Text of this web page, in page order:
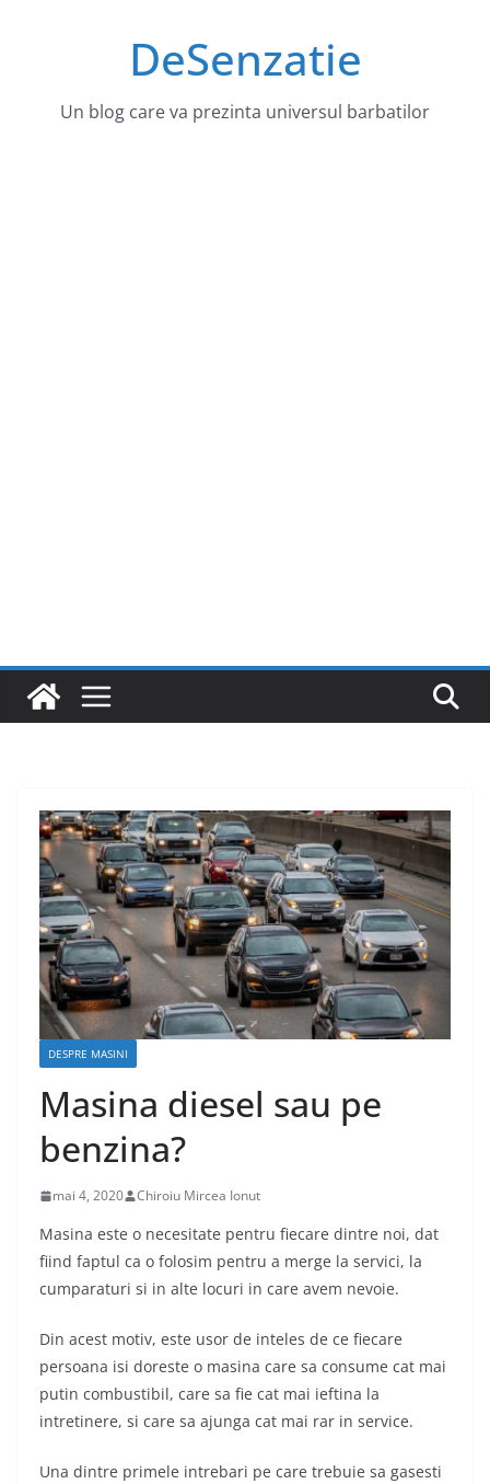
DeSenzatie
Un blog care va prezinta universul barbatilor
DESPRE MASINI
Masina diesel sau pe
benzina?
mai 4, 2020 Chiroiu Mircea Ionut
Masina este o necesitate pentru fiecare dintre noi, dat
fiind faptul ca o folosim pentru a merge la servici, la
cumparaturi si in alte locuri in care avem nevoie.
Din acest motiv, este usor de inteles de ce fiecare
persoana isi doreste o masina care sa consume cat mai
putin combustibil, care sa fie cat mai ieftina la
intretinere, si care sa ajunga cat mai rar in service.
Una dintre primele intrebari pe care trebuie sa gasesti